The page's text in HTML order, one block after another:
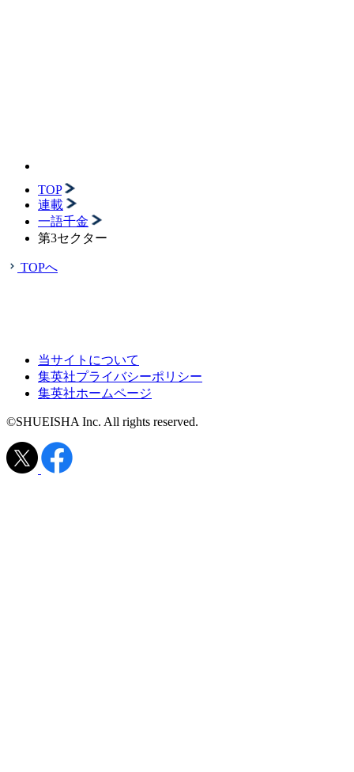
TOP
連載
一語千金
第3セクター
TOPへ
当サイトについて
集英社プライバシーポリシー
集英社ホームページ
©SHUEISHA Inc. All rights reserved.